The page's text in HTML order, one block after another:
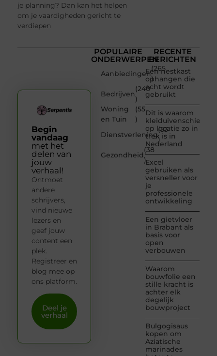
je planning? Dan kan het helpen
om je vaardigheden gericht te
verdiepen
POPULAIRE
ONDERWERPEN
Aanbiedingen
(265
)
Bedrijven
(240
)
Woning
en Tuin
(55
)
Dienstverlening
(53
)
Gezondheid
(38
)
RECENTE
BERICHTEN
Een nestkast
ophangen die
echt wordt
gebruikt
Dit is waarom
kleiduivenschieten
op locatie zo in
trek is in
Nederland
Excel
gebruiken als
versneller voor
je
professionele
ontwikkeling
Een gietvloer
in Brabant als
basis voor
open
verbouwen
Waarom
bouwfolie een
stille kracht is
achter elk
degelijk
bouwproject
Bulgogisaus
kopen om
Aziatische
marinades
Begin
vandaag
met het
delen van
jouw
verhaal!
Ontmoet
andere
schrijvers,
vind nieuwe
lezers en
geef jouw
content een
plek.
Registreer en
blog mee op
ons platform.
Deel je
verhaal